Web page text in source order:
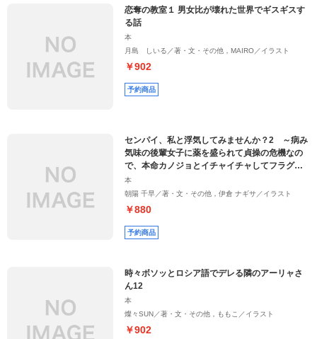
恋奪の教室１ 男女比が壊れた世界でギスギスす
る話
本
月島 しいる／著・文・その他，MAIRO／イラスト
￥902
予約商品
センパイ、私と浮気してみませんか？2 ～病み
気味の後輩女子に薬を盛られて貞操の危機なの
で、本命カノジョとイチャイチャしてフラグを
完全粉砕したいと思います～
本
朝陽 千早／著・文・その他，伊倉 ナギサ／イラスト
￥880
予約商品
時々ボソッとロシア語でデレる隣のアーリャさ
ん12
本
燦々SUN／著・文・その他，ももこ／イラスト
￥902